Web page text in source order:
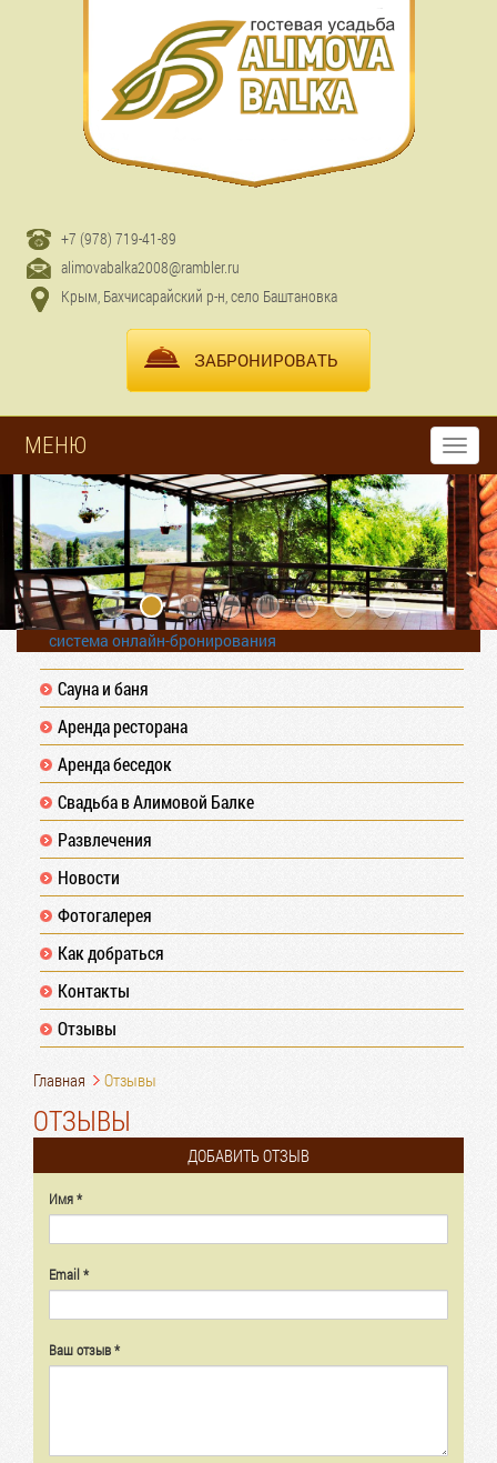
+7 (978) 719-41-89
alimovabalka2008@rambler.ru
Крым, Бахчисарайский р-н, село Баштановка
ЗАБРОНИРОВАТЬ
МЕНЮ
система онлайн-бронирования
Сауна и баня
Аренда ресторана
Аренда беседок
Свадьба в Алимовой Балке
Развлечения
Новости
Фотогалерея
Как добраться
Контакты
Отзывы
Главная Отзывы
ОТЗЫВЫ
ДОБАВИТЬ ОТЗЫВ
Имя
Email
Ваш отзыв